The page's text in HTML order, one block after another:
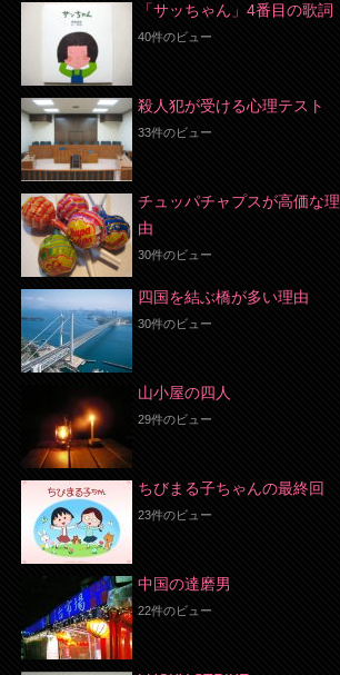
「サッちゃん」4番目の歌詞
40件のビュー
殺人犯が受ける心理テスト
33件のビュー
チュッパチャプスが高価な理
由
30件のビュー
四国を結ぶ橋が多い理由
30件のビュー
山小屋の四人
29件のビュー
ちびまる子ちゃんの最終回
23件のビュー
中国の達磨男
22件のビュー